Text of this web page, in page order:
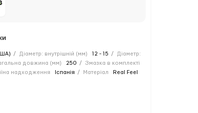
Діаметр: внутрішній (мм) 12 - 15
Діаметр:
довжина (мм) 250
Змазка в комплекті
надходження Іспанія Матеріал
Real Feel